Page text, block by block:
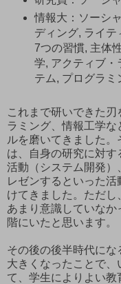
情報大：ソーシ
ディング, ライテ
7つの習慣, 主体
学, アクティブ・
テム, プログラミ
これまで研いできた
ラミング、情報工学
ルを磨いてきました
は、自身の研究に対
活動（システム開発
レゼンするといった活
けてきました。ただ
あまり意識していなか
階にいたと思います。
その後の後半時代にな
大きくなったことで
て、学生によりよい